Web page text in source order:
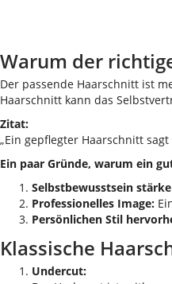
Warum der
Der passende Haarschnitt ist
Haarschnitt kann das
Zitat:
„Ein gepflegter Haarschnitt
Ein paar Gründe, warum ein
Selbstbewusstsein
Professionelles Image:
Persönlichen Stil
Klassische
Undercut: